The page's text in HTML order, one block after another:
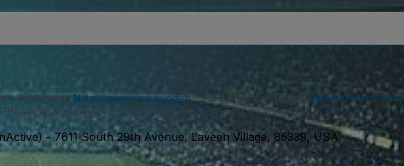
Sie unseren Nutzungsvereinbarungenzu und erkennen unsere Datenschutzrichtlinie
Benachrichtigungen von uns und können sich jederzeit abmelden.
-7611 South 29th Avenue, Laveen Village, 85339, USA